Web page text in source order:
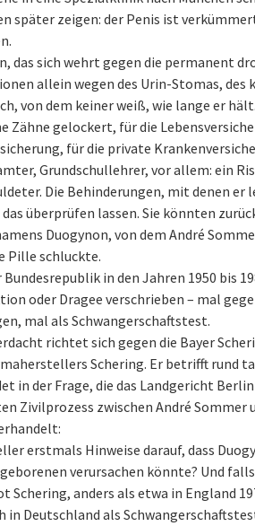
später zeigen: der Penis ist
das sich wehrt gegen die permanent
allein wegen des Urin-Stomas, des
von dem keiner weiß, wie lange er
Zähne gelockert, für die
für die private
Grundschullehrer, vor allem: ein
Die Behinderungen, mit denen er
überprüfen lassen. Sie könnten
Duogynon, von dem André
Pille schluckte.
in den Jahren 1950 bis
oder Dragee verschrieben – mal
mal als Schwangerschaftstest.
richtet sich gegen die Bayer
Schering. Er betrifft rund
in der Frage, die das Landgericht
Zivilprozess zwischen André Sommer
erstmals Hinweise darauf, dass
verursachen könnte? Und
Schering, anders als etwa in England
in Deutschland als